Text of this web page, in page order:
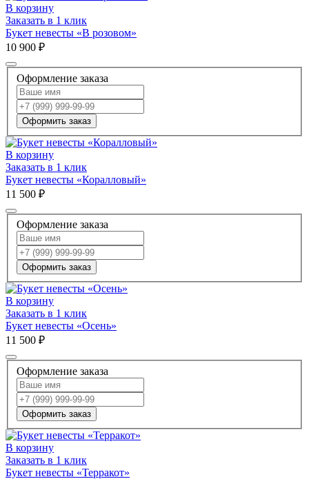
В корзину
Заказать в 1 клик
Букет невесты «В розовом»
10 900 ₽
Оформление заказа
Оформить заказ
В корзину
Заказать в 1 клик
Букет невесты «Коралловый»
11 500 ₽
Оформление заказа
Оформить заказ
В корзину
Заказать в 1 клик
Букет невесты «Осень»
11 500 ₽
Оформление заказа
Оформить заказ
В корзину
Заказать в 1 клик
Букет невесты «Терракот»